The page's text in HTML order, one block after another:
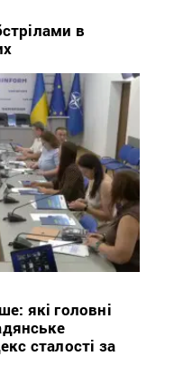
в
які головні
сталості за